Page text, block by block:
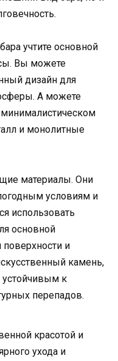
учтите основной
Вы можете
дизайн для
А можете
и монолитные
материалы. Они
условиям и
использовать
основной
поверхности и
камень,
к
перепадов.
красотой и
ухода и